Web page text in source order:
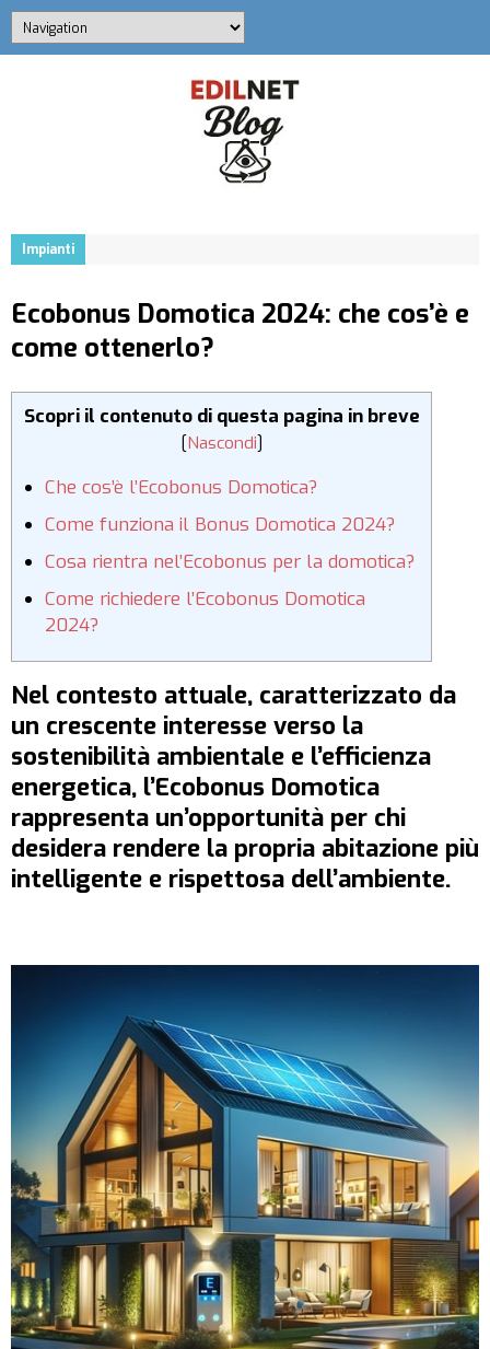
Impianti
Ecobonus Domotica 2024: che cos’è e
come ottenerlo?
Scopri il contenuto di questa pagina in breve
[Nascondi]
Che cos’è l’Ecobonus Domotica?
Come funziona il Bonus Domotica 2024?
Cosa rientra nel’Ecobonus per la domotica?
Come richiedere l’Ecobonus Domotica
2024?
Nel contesto attuale, caratterizzato da
un crescente interesse verso la
sostenibilità ambientale e l’efficienza
energetica, l’Ecobonus Domotica
rappresenta un’opportunità per chi
desidera rendere la propria abitazione più
intelligente e rispettosa dell’ambiente.